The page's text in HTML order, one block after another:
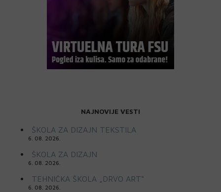
NAJNOVIJE VESTI
ŠKOLA ZA DIZAJN TEKSTILA
6. 08. 2026.
ŠKOLA ZA DIZAJN
6. 08. 2026.
TEHNIČKA ŠKOLA „DRVO ART“
6. 08. 2026.